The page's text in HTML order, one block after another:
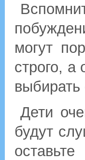
могут
строго,
Дети
будут